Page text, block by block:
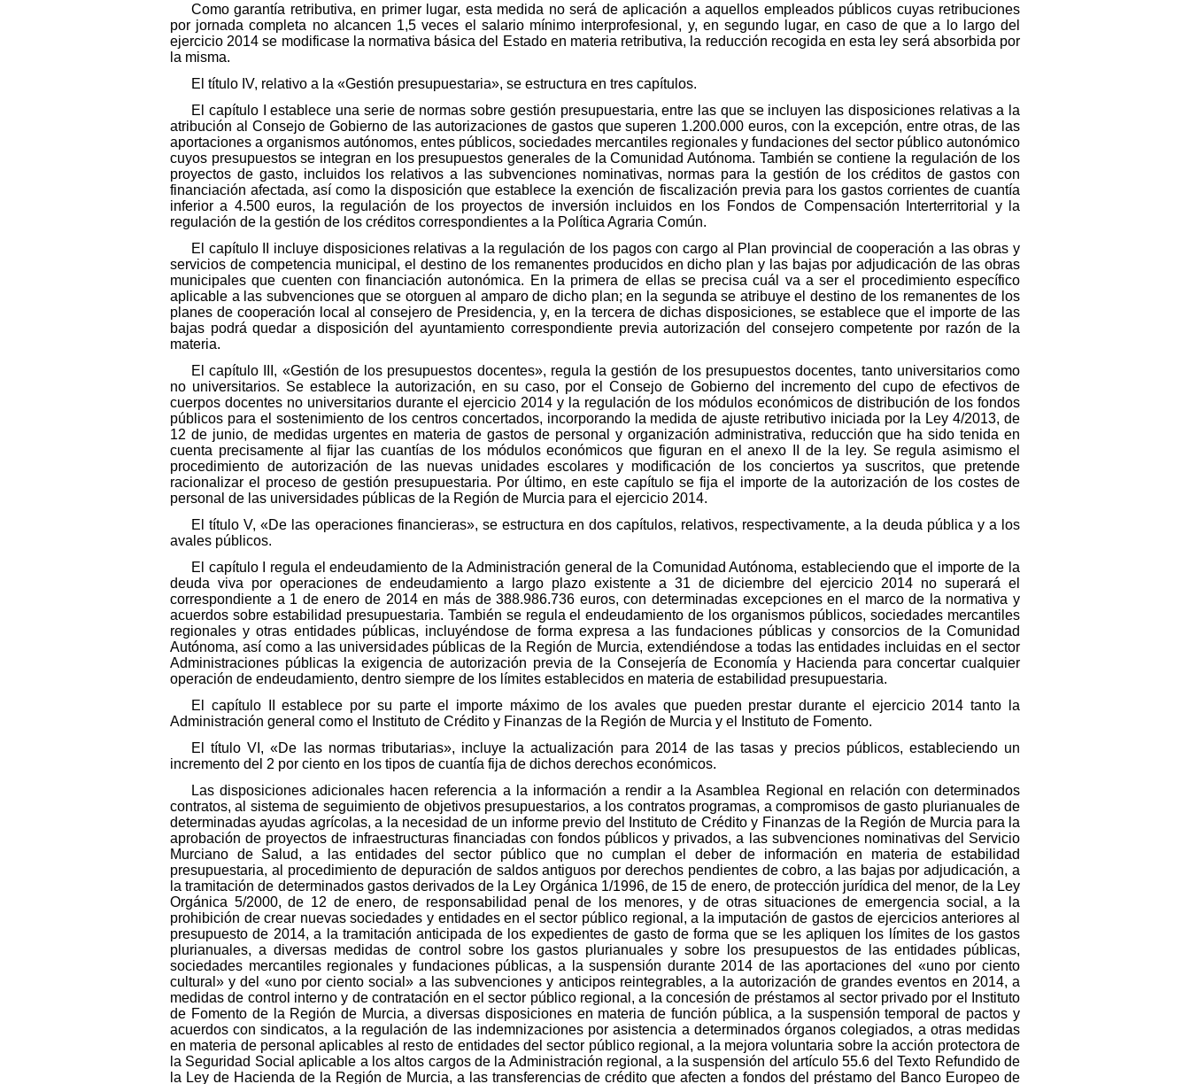
Como garantía retributiva, en primer lugar, esta medida no será de aplicación a aquellos empleados públicos cuyas retribuciones
por jornada completa no alcancen 1,5 veces el salario mínimo interprofesional, y, en segundo lugar, en caso de que a lo largo del
ejercicio 2014 se modificase la normativa básica del Estado en materia retributiva, la reducción recogida en esta ley será absorbida por
la misma.
El título IV, relativo a la «Gestión presupuestaria», se estructura en tres capítulos.
El capítulo I establece una serie de normas sobre gestión presupuestaria, entre las que se incluyen las disposiciones relativas a la
atribución al Consejo de Gobierno de las autorizaciones de gastos que superen 1.200.000 euros, con la excepción, entre otras, de las
aportaciones a organismos autónomos, entes públicos, sociedades mercantiles regionales y fundaciones del sector público autonómico
cuyos presupuestos se integran en los presupuestos generales de la Comunidad Autónoma. También se contiene la regulación de los
proyectos de gasto, incluidos los relativos a las subvenciones nominativas, normas para la gestión de los créditos de gastos con
financiación afectada, así como la disposición que establece la exención de fiscalización previa para los gastos corrientes de cuantía
inferior a 4.500 euros, la regulación de los proyectos de inversión incluidos en los Fondos de Compensación Interterritorial y la
regulación de la gestión de los créditos correspondientes a la Política Agraria Común.
El capítulo II incluye disposiciones relativas a la regulación de los pagos con cargo al Plan provincial de cooperación a las obras y
servicios de competencia municipal, el destino de los remanentes producidos en dicho plan y las bajas por adjudicación de las obras
municipales que cuenten con financiación autonómica. En la primera de ellas se precisa cuál va a ser el procedimiento específico
aplicable a las subvenciones que se otorguen al amparo de dicho plan; en la segunda se atribuye el destino de los remanentes de los
planes de cooperación local al consejero de Presidencia, y, en la tercera de dichas disposiciones, se establece que el importe de las
bajas podrá quedar a disposición del ayuntamiento correspondiente previa autorización del consejero competente por razón de la
materia.
El capítulo III, «Gestión de los presupuestos docentes», regula la gestión de los presupuestos docentes, tanto universitarios como
no universitarios. Se establece la autorización, en su caso, por el Consejo de Gobierno del incremento del cupo de efectivos de
cuerpos docentes no universitarios durante el ejercicio 2014 y la regulación de los módulos económicos de distribución de los fondos
públicos para el sostenimiento de los centros concertados, incorporando la medida de ajuste retributivo iniciada por la Ley 4/2013, de
12 de junio, de medidas urgentes en materia de gastos de personal y organización administrativa, reducción que ha sido tenida en
cuenta precisamente al fijar las cuantías de los módulos económicos que figuran en el anexo II de la ley. Se regula asimismo el
procedimiento de autorización de las nuevas unidades escolares y modificación de los conciertos ya suscritos, que pretende
racionalizar el proceso de gestión presupuestaria. Por último, en este capítulo se fija el importe de la autorización de los costes de
personal de las universidades públicas de la Región de Murcia para el ejercicio 2014.
El título V, «De las operaciones financieras», se estructura en dos capítulos, relativos, respectivamente, a la deuda pública y a los
avales públicos.
El capítulo I regula el endeudamiento de la Administración general de la Comunidad Autónoma, estableciendo que el importe de la
deuda viva por operaciones de endeudamiento a largo plazo existente a 31 de diciembre del ejercicio 2014 no superará el
correspondiente a 1 de enero de 2014 en más de 388.986.736 euros, con determinadas excepciones en el marco de la normativa y
acuerdos sobre estabilidad presupuestaria. También se regula el endeudamiento de los organismos públicos, sociedades mercantiles
regionales y otras entidades públicas, incluyéndose de forma expresa a las fundaciones públicas y consorcios de la Comunidad
Autónoma, así como a las universidades públicas de la Región de Murcia, extendiéndose a todas las entidades incluidas en el sector
Administraciones públicas la exigencia de autorización previa de la Consejería de Economía y Hacienda para concertar cualquier
operación de endeudamiento, dentro siempre de los límites establecidos en materia de estabilidad presupuestaria.
El capítulo II establece por su parte el importe máximo de los avales que pueden prestar durante el ejercicio 2014 tanto la
Administración general como el Instituto de Crédito y Finanzas de la Región de Murcia y el Instituto de Fomento.
El título VI, «De las normas tributarias», incluye la actualización para 2014 de las tasas y precios públicos, estableciendo un
incremento del 2 por ciento en los tipos de cuantía fija de dichos derechos económicos.
Las disposiciones adicionales hacen referencia a la información a rendir a la Asamblea Regional en relación con determinados
contratos, al sistema de seguimiento de objetivos presupuestarios, a los contratos programas, a compromisos de gasto plurianuales de
determinadas ayudas agrícolas, a la necesidad de un informe previo del Instituto de Crédito y Finanzas de la Región de Murcia para la
aprobación de proyectos de infraestructuras financiadas con fondos públicos y privados, a las subvenciones nominativas del Servicio
Murciano de Salud, a las entidades del sector público que no cumplan el deber de información en materia de estabilidad
presupuestaria, al procedimiento de depuración de saldos antiguos por derechos pendientes de cobro, a las bajas por adjudicación, a
la tramitación de determinados gastos derivados de la Ley Orgánica 1/1996, de 15 de enero, de protección jurídica del menor, de la Ley
Orgánica 5/2000, de 12 de enero, de responsabilidad penal de los menores, y de otras situaciones de emergencia social, a la
prohibición de crear nuevas sociedades y entidades en el sector público regional, a la imputación de gastos de ejercicios anteriores al
presupuesto de 2014, a la tramitación anticipada de los expedientes de gasto de forma que se les apliquen los límites de los gastos
plurianuales, a diversas medidas de control sobre los gastos plurianuales y sobre los presupuestos de las entidades públicas,
sociedades mercantiles regionales y fundaciones públicas, a la suspensión durante 2014 de las aportaciones del «uno por ciento
cultural» y del «uno por ciento social» a las subvenciones y anticipos reintegrables, a la autorización de grandes eventos en 2014, a
medidas de control interno y de contratación en el sector público regional, a la concesión de préstamos al sector privado por el Instituto
de Fomento de la Región de Murcia, a diversas disposiciones en materia de función pública, a la suspensión temporal de pactos y
acuerdos con sindicatos, a la regulación de las indemnizaciones por asistencia a determinados órganos colegiados, a otras medidas
en materia de personal aplicables al resto de entidades del sector público regional, a la mejora voluntaria sobre la acción protectora de
la Seguridad Social aplicable a los altos cargos de la Administración regional, a la suspensión del artículo 55.6 del Texto Refundido de
la Ley de Hacienda de la Región de Murcia, a las transferencias de crédito que afecten a fondos del préstamo del Banco Europeo de